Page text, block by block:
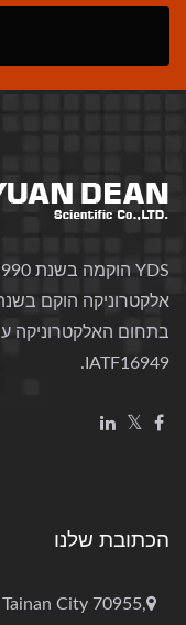
IATF16949.
הכתובת שלנו
City 70955,